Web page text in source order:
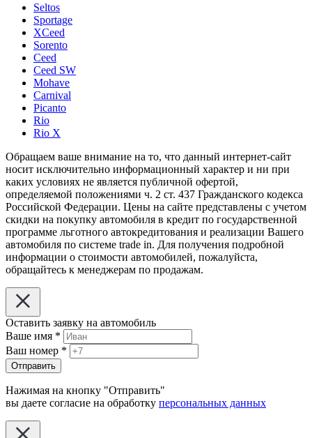
Seltos
Sportage
XCeed
Sorento
Ceed
Ceed SW
Mohave
Carnival
Picanto
Rio
Rio X
Обращаем ваше внимание на то, что данный интернет-сайт
носит исключительно информационный характер и ни при
каких условиях не является публичной офертой,
определяемой положениями ч. 2 ст. 437 Гражданского кодекса
Российской Федерации. Цены на сайте представлены с учетом
скидки на покупку автомобиля в кредит по государственной
программе льготного автокредитования и реализации Вашего
автомобиля по системе trade in. Для получения подробной
информации о стоимости автомобилей, пожалуйста,
обращайтесь к менеджерам по продажам.
Оставить заявку на автомобиль
Ваше имя *
Ваш номер *
Отправить
Нажимая на кнопку "Отправить"
вы даете согласие на обработку персональных данных